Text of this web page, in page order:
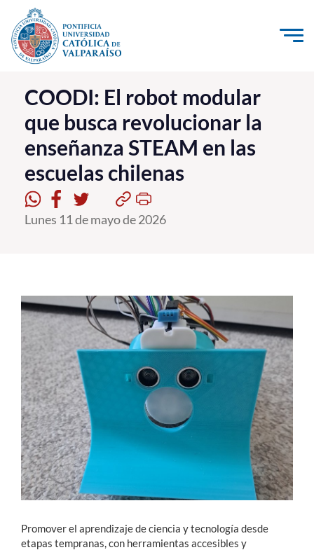
Click acá para ir directamente al contenido
La Universidad
Investigación, Creación e Innovación
PUCV Internacional
Vinculación con el Medio
Admisión
Formación Continua
Estudiantes
Académicos
Funcionarios
Alumni
English
COODI: El robot modular
que busca revolucionar la
enseñanza STEAM en las
escuelas chilenas
Lunes 11 de mayo de 2026
Promover el aprendizaje de ciencia y tecnología desde
etapas tempranas, con herramientas accesibles y